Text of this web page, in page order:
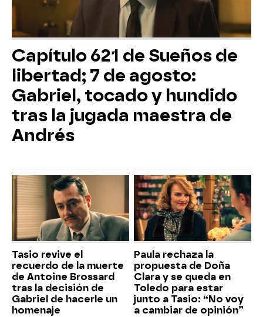
Capítulo 621 de Sueños de
libertad; 7 de agosto:
Gabriel, tocado y hundido
tras la jugada maestra de
Andrés
Tasio revive el
recuerdo de la muerte
de Antoine Brossard
tras la decisión de
Gabriel de hacerle un
homenaje
Paula rechaza la
propuesta de Doña
Clara y se queda en
Toledo para estar
junto a Tasio: “No voy
a cambiar de opinión”